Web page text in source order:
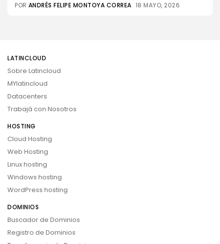
POR ANDRÉS FELIPE MONTOYA CORREA 18 MAYO, 2026
LATINCLOUD
Sobre Latincloud
MYlatincloud
Datacenters
Trabajá con Nosotros
HOSTING
Cloud Hosting
Web Hosting
Linux hosting
Windows hosting
WordPress hosting
DOMINIOS
Buscador de Dominios
Registro de Dominios